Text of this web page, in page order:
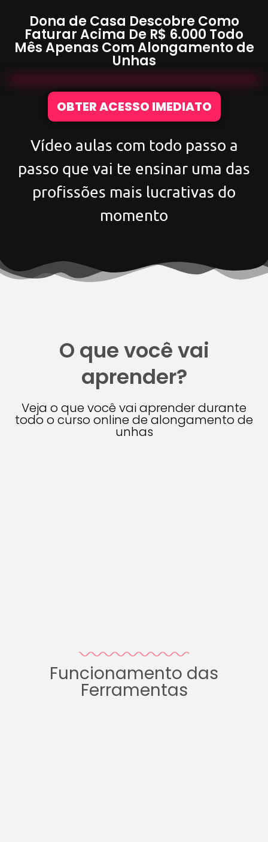
Dona de Casa Descobre Como
Faturar Acima De R$ 6.000 Todo
Mês Apenas ComAlongamento de
Unhas
OBTER ACESSO IMEDIATO
Vídeo aulas com todo passo a
passo que vai te ensinar uma das
profissões mais lucrativas do
momento
O que você vai
aprender?
Veja o que você vai aprender durante
todo o curso online de alongamento de
unhas
Funcionamento das
Ferramentas